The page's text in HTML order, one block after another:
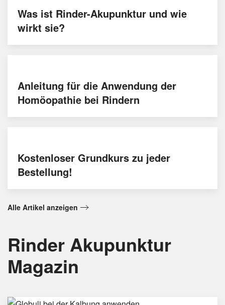
Was ist Rinder-Akupunktur und wie
wirkt sie?
Anleitung für die Anwendung der
Homöopathie bei Rindern
Kostenloser Grundkurs zu jeder
Bestellung!
Alle Artikel anzeigen
Rinder Akupunktur
Magazin